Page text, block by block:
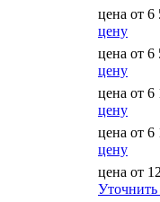
цена от 6
цену
цена от 6
цену
цена от 6
цену
цена от 6
цену
цена от